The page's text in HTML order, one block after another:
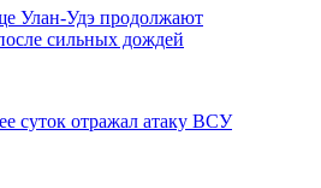
Улан-Удэ продолжают
сильных дождей
суток отражал атаку ВСУ